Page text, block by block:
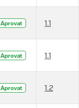
Aprovat 1.1
Aprovat 1.1
Aprovat 1.2